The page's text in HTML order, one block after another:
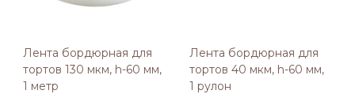
Лента бордюрная для
тортов 130 мкм, h-60 мм,
1 метр
Лента бордюрная для
тортов 40 мкм, h-60 мм,
1 рулон